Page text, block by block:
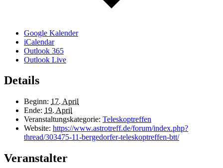
Google Kalender
iCalendar
Outlook 365
Outlook Live
Details
Beginn: 17. April
Ende: 19. April
Veranstaltungskategorie: Teleskoptreffen
Website: https://www.astrotreff.de/forum/index.php?
thread/303475-11-bergedorfer-teleskoptreffen-btt/
Veranstalter